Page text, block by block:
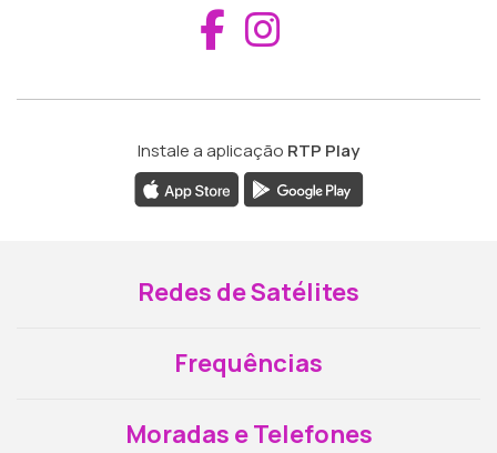
Aceder ao
Instale a aplicação RTP Play
Redes de Satélites
Frequências
Moradas e Telefones